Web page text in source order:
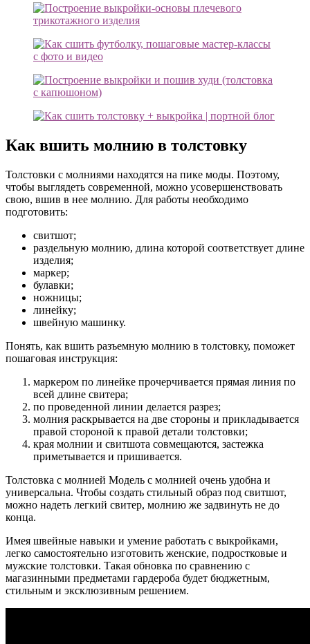
Как вшить молнию в толстовку
Толстовки с молниями находятся на пике моды. Поэтому,
чтобы выглядеть современной, можно усовершенствовать
свою, вшив в нее молнию. Для работы необходимо
подготовить:
свитшот;
раздельную молнию, длина которой соответствует длине
изделия;
маркер;
булавки;
ножницы;
линейку;
швейную машинку.
Понять, как вшить разъемную молнию в толстовку, поможет
пошаговая инструкция:
маркером по линейке прочерчивается прямая линия по
всей длине свитера;
по проведенной линии делается разрез;
молния раскрывается на две стороны и прикладывается
правой стороной к правой детали толстовки;
края молнии и свитшота совмещаются, застежка
приметывается и пришивается.
Толстовка с молнией Модель с молнией очень удобна и
универсальна. Чтобы создать стильный образ под свитшот,
можно надеть легкий свитер, молнию же задвинуть не до
конца.
Имея швейные навыки и умение работать с выкройками,
легко самостоятельно изготовить женские, подростковые и
мужские толстовки. Такая обновка по сравнению с
магазинными предметами гардероба будет бюджетным,
стильным и эксклюзивным решением.